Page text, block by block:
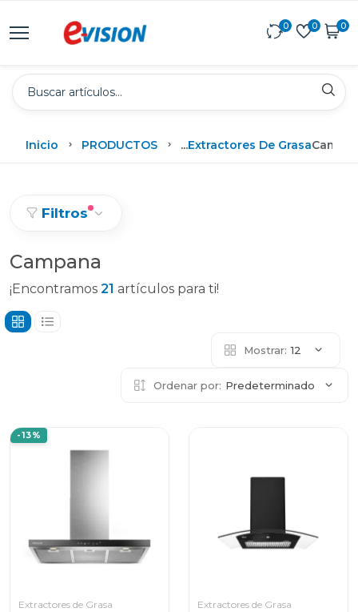
0 0 0
Inicio PRODUCTOS ...Extractores De Grasa
Filtros
Campana
¡Encontramos 21 artículos para ti!
Mostrar: 12
Ordenar por: Predeterminado
-13%
Extractores de Grasa Extractores de Grasa